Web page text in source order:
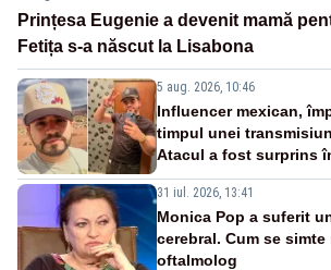
Prințesa Eugenie a devenit mamă
Fetița s-a născut la Lisabona
5 aug. 2026, 10:46
Influencer mexican,
timpul unei
Atacul a fost surprins
31 iul. 2026, 13:41
Monica Pop a suferit
cerebral. Cum se simte
oftalmolog